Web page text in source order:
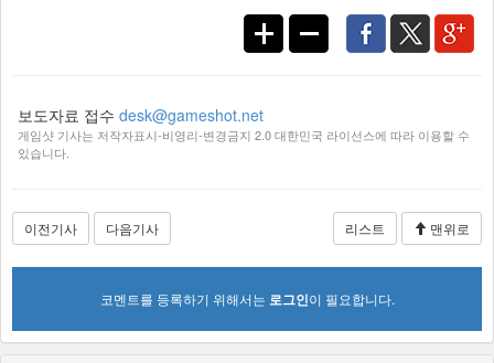
보도자료 접수 desk@gameshot.net
게임샷 기사는 저작자표시-비영리-변경금지 2.0 대한민국 라이선스에 따라 이용할 수
있습니다.
이전기사 다음기사 리스트 맨위로
코멘트를 등록하기 위해서는 로그인이 필요합니다.